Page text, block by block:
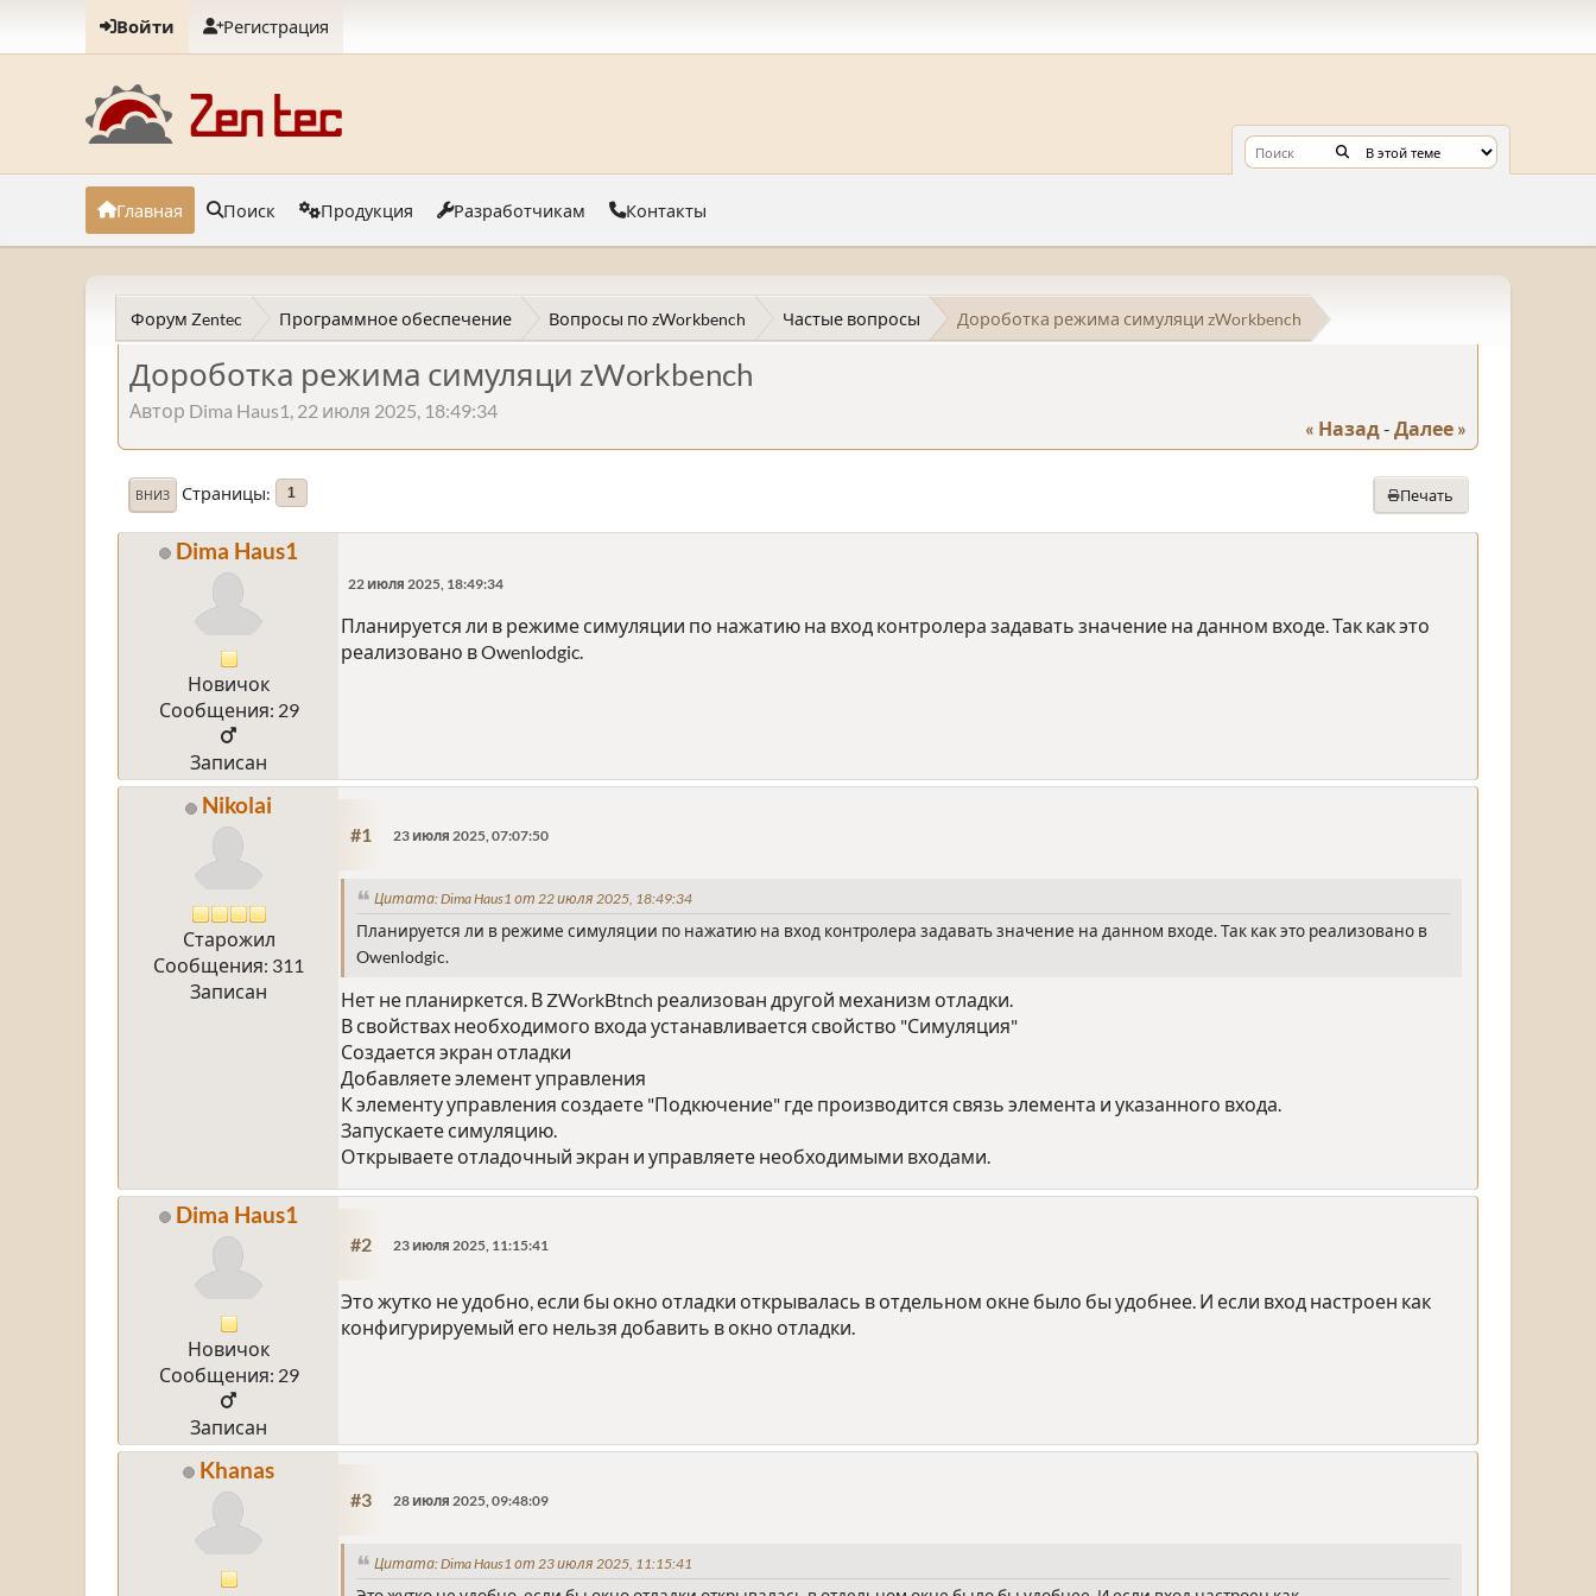
Войти Регистрация
Главная Поиск Продукция Разработчикам Контакты
Форум Zentec Программное обеспечение Вопросы по zWorkbench Частые вопросы Дороботка режима симуляци zWorkbench
Дороботка режима симуляци zWorkbench
Автор Dima Haus1, 22 июля 2025, 18:49:34
« Назад - Далее »
Печать
ВНИЗ Страницы 1
Dima Haus1
Новичок
Сообщения: 29
Записан
22 июля 2025, 18:49:34
Планируется ли в режиме симуляции по нажатию на вход контролера задавать значение на данном входе. Так как это
реализовано в Owenlodgic.
Nikolai
Старожил
Сообщения: 311
Записан
#1 23 июля 2025, 07:07:50
Цитата: Dima Haus1 от 22 июля 2025, 18:49:34
Планируется ли в режиме симуляции по нажатию на вход контролера задавать значение на данном входе. Так как это реализовано в
Owenlodgic.
Нет не планиркется. В ZWorkBtnch реализован другой механизм отладки.
В свойствах необходимого входа устанавливается свойство "Симуляция"
Создается экран отладки
Добавляете элемент управления
К элементу управления создаете "Подкючение" где производится связь элемента и указанного входа.
Запускаете симуляцию.
Открываете отладочный экран и управляете необходимыми входами.
Dima Haus1
Новичок
Сообщения: 29
Записан
#2 23 июля 2025, 11:15:41
Это жутко не удобно, если бы окно отладки открывалась в отдельном окне было бы удобнее. И если вход настроен как
конфигурируемый его нельзя добавить в окно отладки.
Khanas
#3 28 июля 2025, 09:48:09
Цитата: Dima Haus1 от 23 июля 2025, 11:15:41